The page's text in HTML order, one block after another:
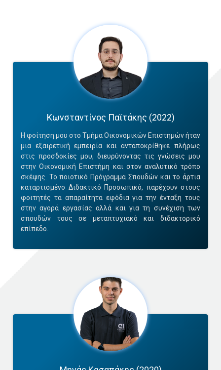
Κωνσταντίνος Παϊτάκης (2022)
Η φοίτηση μου στο Τμήμα Οικονομικών Επιστημών ήταν
μια εξαιρετική εμπειρία και ανταποκρίθηκε πλήρως
στις προσδοκίες μου, διευρύνοντας τις γνώσεις μου
στην Οικονομική Επιστήμη και στον αναλυτικό τρόπο
σκέψης. Το ποιοτικό Πρόγραμμα Σπουδών και το άρτια
καταρτισμένο Διδακτικό Προσωπικό, παρέχουν στους
φοιτητές τα απαραίτητα εφόδια για την ένταξη τους
στην αγορά εργασίας αλλά και για τη συνέχιση των
σπουδών τους σε μεταπτυχιακό και διδακτορικό
επίπεδο.